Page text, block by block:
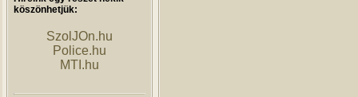
köszönhetjük:
SzolJOn.hu
Police.hu
MTI.hu